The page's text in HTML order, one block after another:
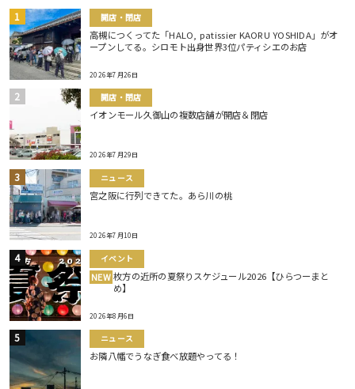
開店・閉店
高槻につくってた「HALO, patissier KAORU YOSHIDA」がオ
ープンしてる。シロモト出身世界3位パティシエのお店
2026年7月26日
開店・閉店
イオンモール久御山の複数店舗が開店＆閉店
2026年7月29日
ニュース
宮之阪に行列できてた。あら川の桃
2026年7月10日
イベント
NEW 枚方の近所の夏祭りスケジュール2026【ひらつーまと
め】
2026年8月6日
ニュース
お隣八幡でうなぎ食べ放題やってる！